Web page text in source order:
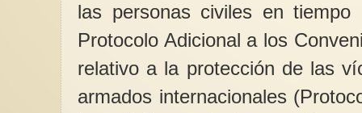
las personas civiles en
Protocolo Adicional a los
relativo a la protección de las
armados internacionales